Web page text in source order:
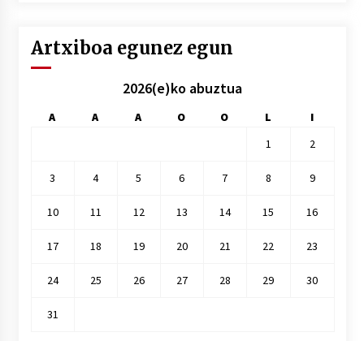
Artxiboa egunez egun
2026(e)ko abuztua
A A A O O L
I
1
2
3 4 5 6 7 8 9
10 11 12 13 14 15 16
17 18 19 20 21 22 23
24 25 26 27 28 29 30
31